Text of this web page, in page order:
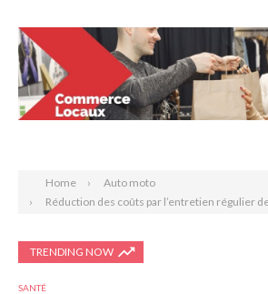
Home
Auto moto
Réduction des coûts par l’entretien régulier
TRENDING NOW
SANTÉ